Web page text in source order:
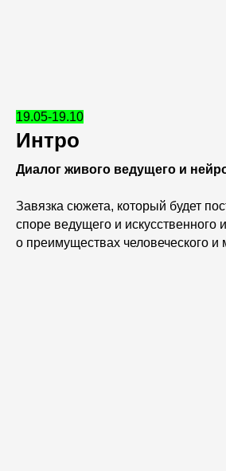
19.05-19.10
Интро
Диалог живого ведущего и
Завязка сюжета, который будет
споре ведущего и искусственного
о преимуществах человеческого